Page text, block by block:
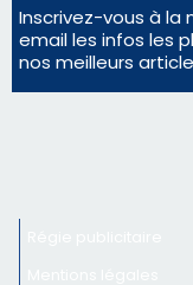
Nous contacter